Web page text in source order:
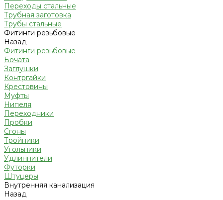
Переходы стальные
Трубная заготовка
Трубы стальные
Фитинги резьбовые
Назад
Фитинги резьбовые
Бочата
Заглушки
Контргайки
Крестовины
Муфты
Нипеля
Переходники
Пробки
Сгоны
Тройники
Угольники
Удлиннители
Футорки
Штуцеры
Внутренняя канализация
Назад